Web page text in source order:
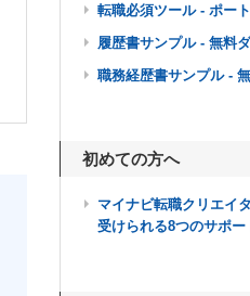
転職必須ツール - ポー
履歴書サンプル - 無料
職務経歴書サンプル -
初めての方へ
マイナビ転職クリエイ
受けられる8つのサポー